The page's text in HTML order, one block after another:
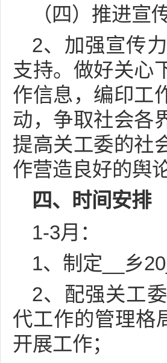
（四）推进宣
2、加强宣传
支持。做好关心
作信息，编印工
动，争取社会各
提高关工委的社
作营造良好的舆
四、时间安排
1-3月：
1、制定__乡
2、配强关工
代工作的管理格
开展工作；